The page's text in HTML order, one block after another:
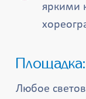
яркими
Любое